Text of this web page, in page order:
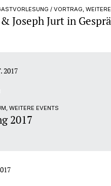
/ VORTRAG,
Joseph Jurt in
2017
WEITERE EVENTS
2017